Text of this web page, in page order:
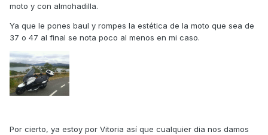
moto y con almohadilla.
Ya que le pones baul y rompes la estética de la moto que sea de
37 o 47 al final se nota poco al menos en mi caso.
Por cierto, ya estoy por Vitoria así que cualquier dia nos damos